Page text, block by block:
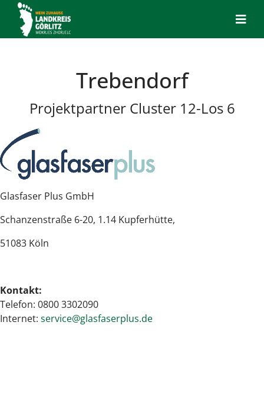
Trebendorf
Projektpartner Cluster 12-Los 6
Glasfaser Plus GmbH
Schanzenstraße 6-20, 1.14 Kupferhütte,
51083 Köln
Kontakt:
Telefon: 0800 3302090
Internet: service@glasfaserplus.de